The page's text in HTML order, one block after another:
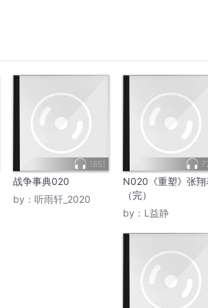
1851
战争事典020
by： 听雨轩_2020
N020《重塑》张翔
（完）
by： L益静